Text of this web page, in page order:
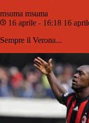
msuma msuma
16 aprile - 16:18 16
Sempre il Verona...